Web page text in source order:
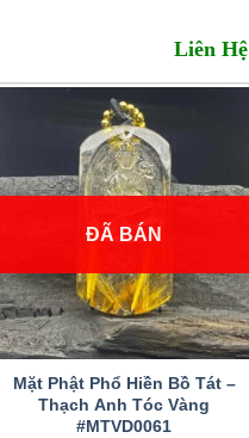
Liên Hệ
ĐÃ BÁN
Mặt Phật Phổ Hiền Bồ Tát –
Thạch Anh Tóc Vàng
#MTVD0061